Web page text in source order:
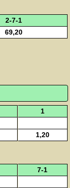
2-7-1
69,20
1
1,20
7-1